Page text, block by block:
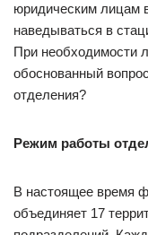
юридическим лицам
наведываться в
При необходимости
обоснованный
отделения?
Режим работы
В настоящее время
объединяет 17